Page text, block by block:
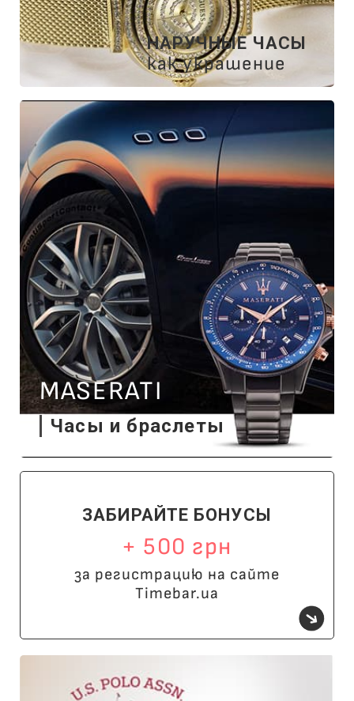
НАРУЧНЫЕ ЧАСЫ
как украшение
MASERATI
Часы и браслеты
ЗАБИРАЙТЕ БОНУСЫ
+ 500 грн
за регистрацию на сайте
Timebar.ua